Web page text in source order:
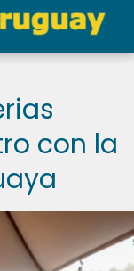
con la